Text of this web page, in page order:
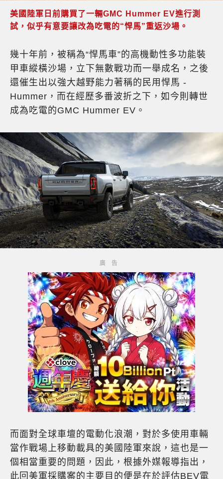
美國陸軍日前購買了一輛GMC Hummer EV進行測
試，似乎有意要讓改為吃電的“悍馬”重返沙場。
幾十年前，被稱為“悍馬車”的高機動性多功能裝
甲車縱橫沙場，立下無數戰功而一舉成名，之後
還催生出以強大越野能力著稱的民用悍馬 -
Hummer，而在經歷多番波折之下，如今則轉世
成為吃電的GMC Hummer EV。
而面對全球車壇的電動化浪潮，對於多使用車輛
當作戰場上移動載具的美國陸軍來說，這也是一
個相當重要的問題，因此，根據外媒報導指出，
此回美軍採購案的主要目的便是在於評估BEV電